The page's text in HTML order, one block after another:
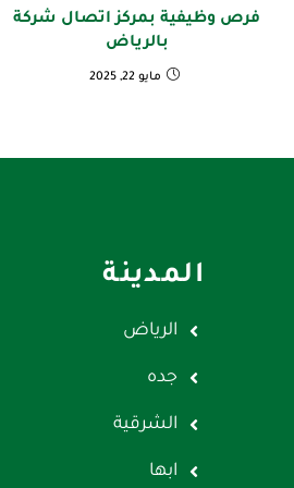
فرص وظيفية بمركز اتصال شركة
بالرياض
مايو 22, 2025
المدينة
الرياض
جده
الشرقية
ابها